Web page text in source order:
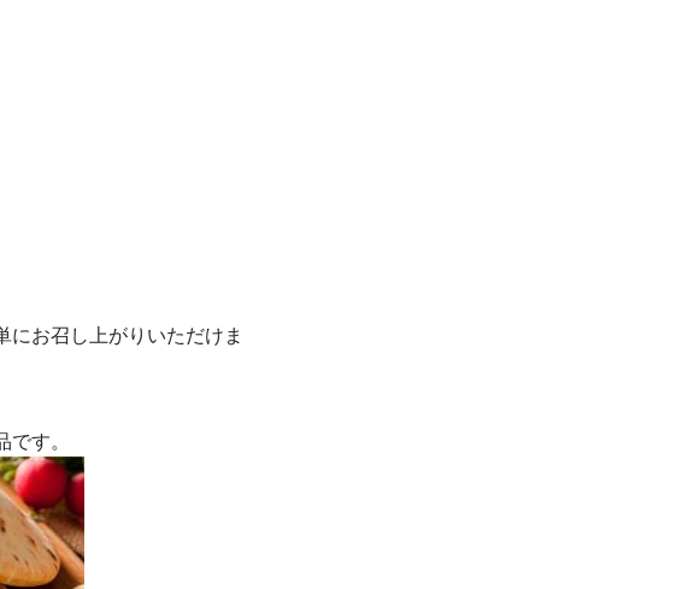
お召し上がりいただけま
す。